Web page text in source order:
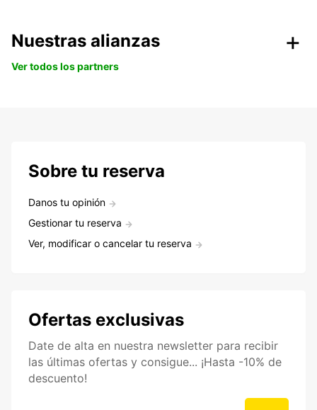
Nuestras alianzas
Ver todos los partners
Sobre tu reserva
Danos tu opinión
Gestionar tu reserva
Ver, modificar o cancelar tu reserva
Ofertas exclusivas
Date de alta en nuestra newsletter para recibir
las últimas ofertas y consigue... ¡Hasta -10% de
descuento!